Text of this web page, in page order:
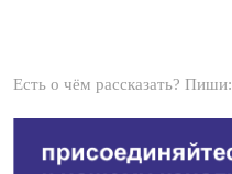
Есть о чём рассказать? Пиши: